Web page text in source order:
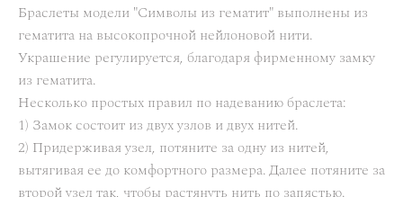
Браслеты модели "Символы из гематит" выполнены из
гематита на высокопрочной нейлоновой нити.
Украшение регулируется, благодаря фирменному замку
из гематита.
Несколько простых правил по надеванию браслета:
1) Замок состоит из двух узлов и двух нитей.
2) Придерживая узел, потяните за одну из нитей,
вытягивая ее до комфортного размера. Далее потяните за
второй узел так, чтобы растянуть нить по запястью.